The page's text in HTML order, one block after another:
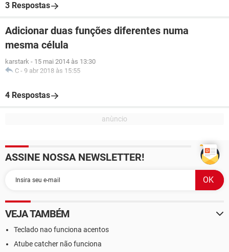
3 Respostas
Adicionar duas funções diferentes numa
mesma célula
karstark - 15 mai 2014 às 13:30
C - 9 abr 2018 às 15:55
4 Respostas
ASSINE NOSSA NEWSLETTER!
VEJA TAMBÉM
Teclado nao funciona acentos
Atube catcher não funciona